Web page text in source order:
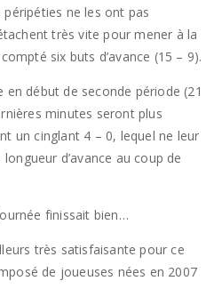
ne les ont pas
très vite pour mener à la
six buts d’avance (15 – 9).
début de seconde période (21
minutes seront plus
un cinglant 4 – 0, lequel ne leur
d’avance au coup de
finissait bien…
très satisfaisante pour ce
de joueuses nées en 2007